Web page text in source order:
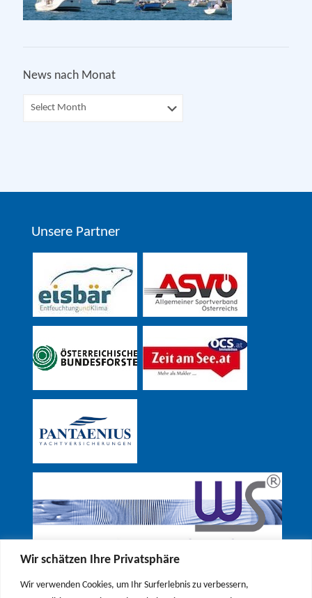
Wir schätzen Ihre Privatsphäre
Wir verwenden Cookies, um Ihr Surferlebnis zu verbessern,
News nach Monat
Unsere Partner